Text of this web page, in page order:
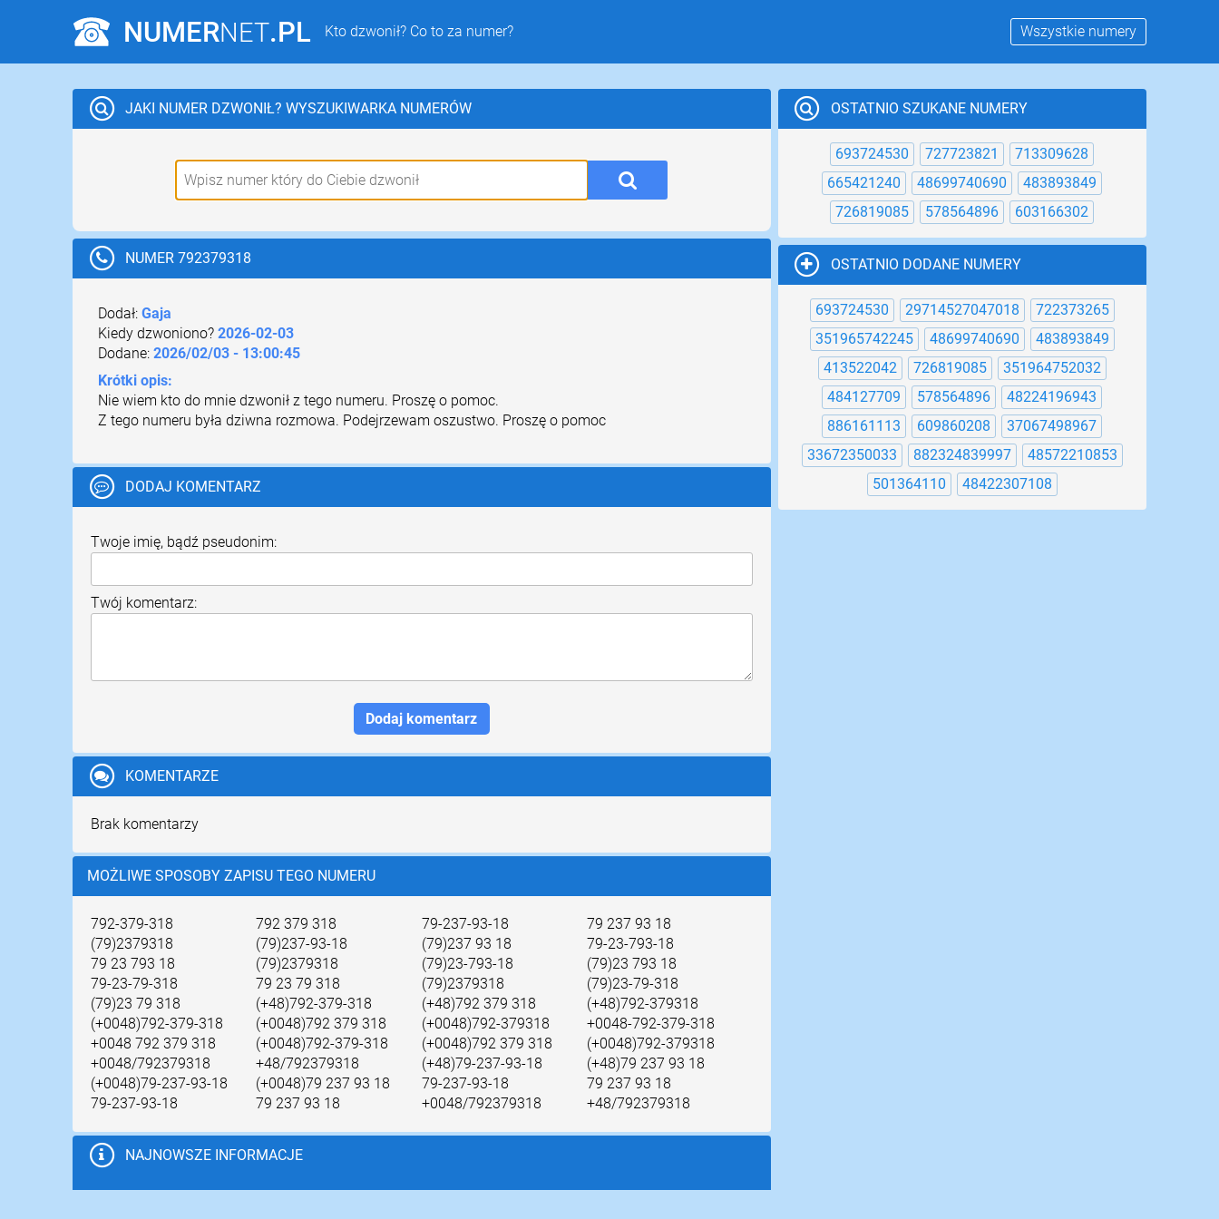
NUMERNET.PL Kto dzwonił? Co to za numer? Wszystkie numery
JAKI NUMER DZWONIŁ? WYSZUKIWARKA NUMERÓW
NUMER 792379318
Dodał: Gaja
Kiedy dzwoniono? 2026-02-03
Dodane: 2026/02/03 - 13:00:45
Krótki opis:
Nie wiem kto do mnie dzwonił z tego numeru. Proszę o pomoc.
Z tego numeru była dziwna rozmowa. Podejrzewam oszustwo. Proszę o pomoc
DODAJ KOMENTARZ
Twoje imię, bądź pseudonim:
Twój komentarz:
KOMENTARZE
Brak komentarzy
MOŻLIWE SPOSOBY ZAPISU TEGO NUMERU
792-379-318 792 379 318 79-237-93-18
79 237 93 18
(79)2379318
(79)237-93-18 (79)237 93 18
79-23-793-18
79 23 793 18
(79)2379318 (79)23-793-18
(79)23 793 18
79-23-79-318
79 23 79 318 (79)2379318
(79)23-79-318
(79)23 79 318
(+48)792-379-318 (+48)792 379 318
(+48)792-379318
(+0048)792-379-318
(+0048)792 379 318 (+0048)792-379318
+0048-792-379-318
+0048 792 379 318
(+0048)792-379-318 (+0048)792 379 318
(+0048)792-379318
+0048/792379318
+48/792379318 (+48)79-237-93-18
(+48)79 237 93 18
(+0048)79-237-93-18
(+0048)79 237 93 18 79-237-93-18
79 237 93 18
79-237-93-18
79 237 93 18 +0048/792379318 +48/792379318
NAJNOWSZE INFORMACJE
OSTATNIO SZUKANE NUMERY
693724530 727723821
713309628
665421240
48699740690
483893849
726819085
578564896 603166302
OSTATNIO DODANE NUMERY
693724530 29714527047018
722373265
351965742245
48699740690
483893849
413522042
726819085
351964752032
484127709
578564896
48224196943
886161113
609860208
37067498967
33672350033
882324839997
48572210853
501364110
48422307108